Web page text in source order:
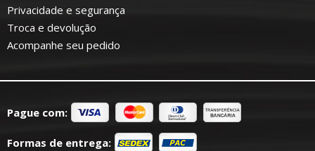
Privacidade e segurança
Troca e devolução
Acompanhe seu pedido
Pague com:
Formas de entrega: